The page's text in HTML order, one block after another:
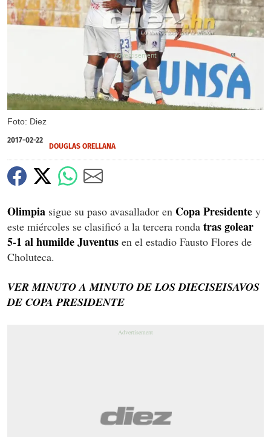
Foto: Diez
X
2017-02-22
DOUGLAS ORELLANA
Olimpia sigue su paso avasallador en Copa Presidente y
este miércoles se clasificó a la tercera ronda tras golear
5-1 al humilde Juventus en el estadio Fausto Flores de
Choluteca.
VER MINUTO A MINUTO DE LOS DIECISEISAVOS
DE COPA PRESIDENTE